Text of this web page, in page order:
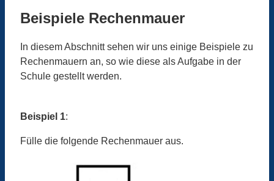
Beispiele Rechenmauer
In diesem Abschnitt sehen wir uns einige Beispiele zu
Rechenmauern an, so wie diese als Aufgabe in der
Schule gestellt werden.
Beispiel 1:
Fülle die folgende Rechenmauer aus.